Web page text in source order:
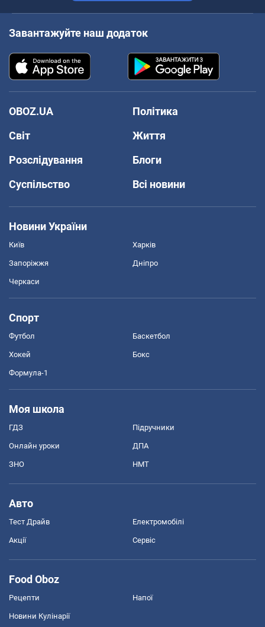
Завантажуйте наш додаток
OBOZ.UA
Політика
Світ
Життя
Розслідування
Блоги
Суспільство
Всі новини
Новини України
Київ Харків
Запоріжжя Дніпро
Черкаси
Спорт
Футбол Баскетбол
Хокей Бокс
Формула-1
Моя школа
ГДЗ Підручники
Онлайн уроки ДПА
ЗНО НМТ
Авто
Тест Драйв Електромобілі
Акції Сервіс
Food Oboz
Рецепти Напої
Новини Кулінарії